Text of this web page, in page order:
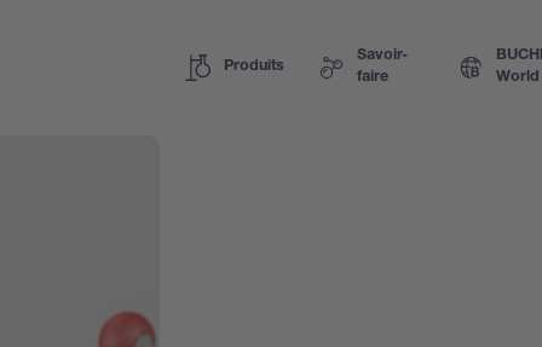
Produits
Savoir-
faire
BUCHI
World